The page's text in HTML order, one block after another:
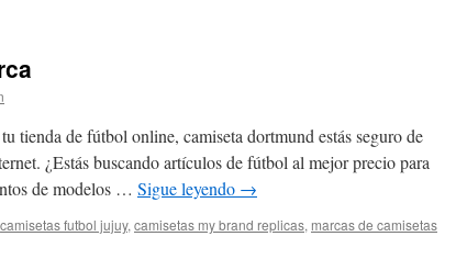
tienda de fútbol online, camiseta dortmund estás seguro de
¿Estás buscando artículos de fútbol al mejor precio para
de modelos … Sigue leyendo →
camisetas futbol jujuy, camisetas my brand replicas, marcas de camisetas